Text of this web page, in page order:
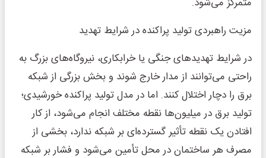
مزیت راهبردی تولید پراکنده در شرایط تهدید
در شرایط تهدیدهای جنگی یا خرابکاری، نیروگاه‌های بزرگ به
راحتی می‌توانند از مدار خارج شوند و بخش بزرگی از شبکه
برق را دچار اختلال کنند. اما در مدل تولید پراکنده خورشیدی؛
تولید برق در میلیون‌ها نقطه مختلف انجام می‌شود، از کار
افتادن یک نقطه تأثیر گسترده‌ای بر شبکه ندارد، بخشی از
مصرف هر ساختمان در محل تأمین می‌شود و فشار بر شبکه